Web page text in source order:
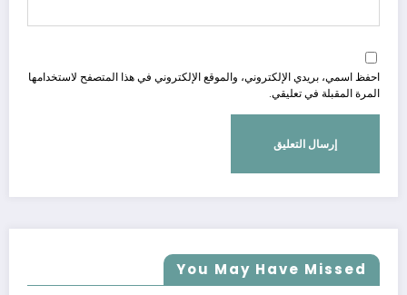
احفظ اسمي، بريدي الإلكتروني، والموقع الإلكتروني في هذا المتصفح لاستخدامها
المرة المقبلة في تعليقي.
You May Have Missed